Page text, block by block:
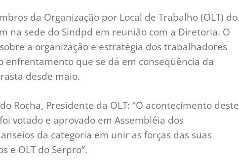
da Organização por Local de Trabalho (OLT) do
na sede do Sindpd em reunião com a Diretoria. O
a organização e estratégia dos trabalhadores
enfrentamento que se dá em conseqüência da
desde maio.
Rocha, Presidente da OLT: “O acontecimento deste
votado e aprovado em Assembléia dos
da categoria em unir as forças das suas
e OLT do Serpro”.